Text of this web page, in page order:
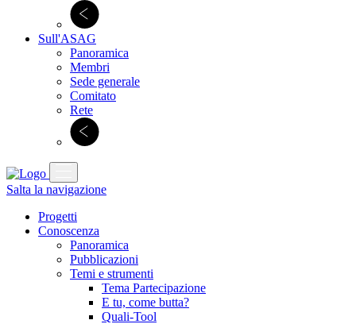
Sull'ASAG
Panoramica
Membri
Sede generale
Comitato
Rete
Salta la navigazione
Progetti
Conoscenza
Panoramica
Pubblicazioni
Temi e strumenti
Tema Partecipazione
E tu, come butta?
Quali-Tool